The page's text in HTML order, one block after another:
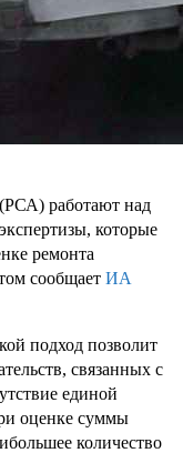
работают над
которые
ремонта
сообщает ИА
подход позволит
связанных с
единой
оценке суммы
количество